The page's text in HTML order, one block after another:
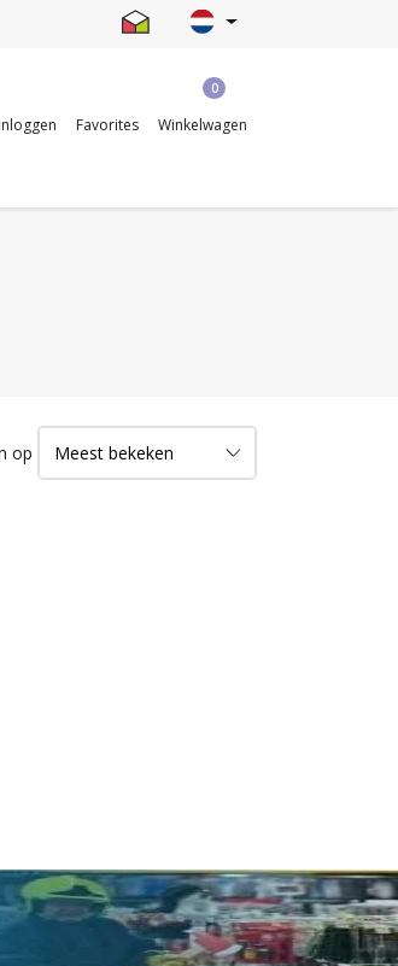
Inloggen Favorites
0
Winkelwagen
op